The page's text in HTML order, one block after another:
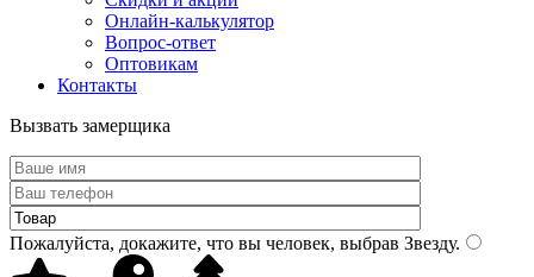
Онлайн-калькулятор
Вопрос-ответ
Оптовикам
Контакты
Вызвать замерщика
Пожалуйста, докажите, что вы человек, выбрав Звезду.